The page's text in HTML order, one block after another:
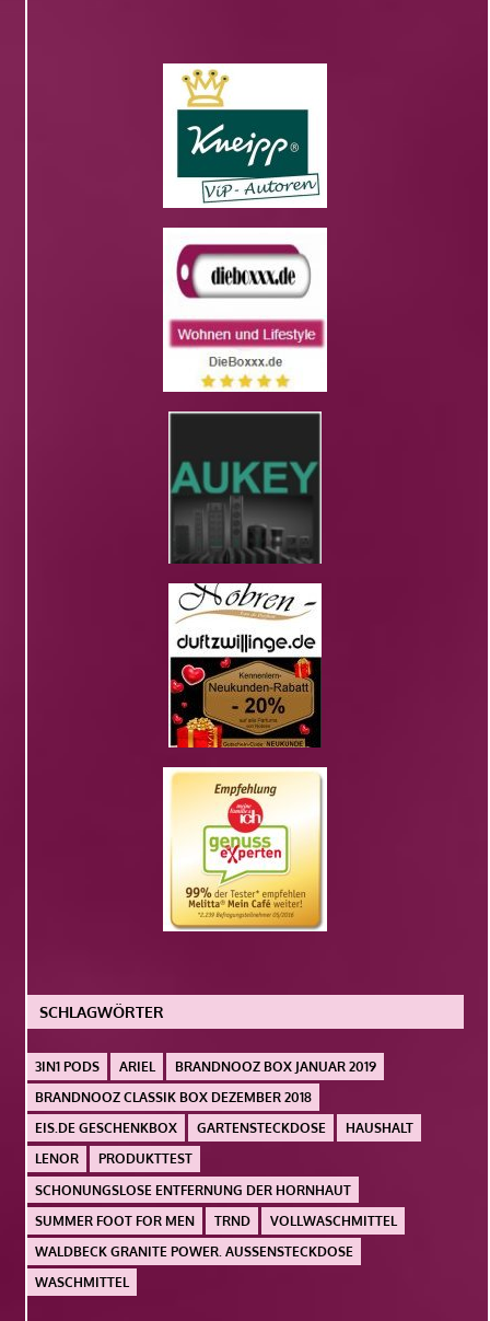
SCHLAGWÖRTER
3IN1 PODS ARIEL
BRANDNOOZ BOX JANUAR 2019
BRANDNOOZ CLASSIK BOX DEZEMBER 2018
EIS.DE GESCHENKBOX
GARTENSTECKDOSE
HAUSHALT
LENOR
PRODUKTTEST
SCHONUNGSLOSE ENTFERNUNG DER HORNHAUT
SUMMER FOOT FOR MEN
TRND
VOLLWASCHMITTEL
WALDBECK GRANITE POWER. AUSSENSTECKDOSE
WASCHMITTEL